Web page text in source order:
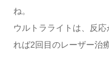
ね。
ウルトラライトは、反
れば2回目のレーザー治